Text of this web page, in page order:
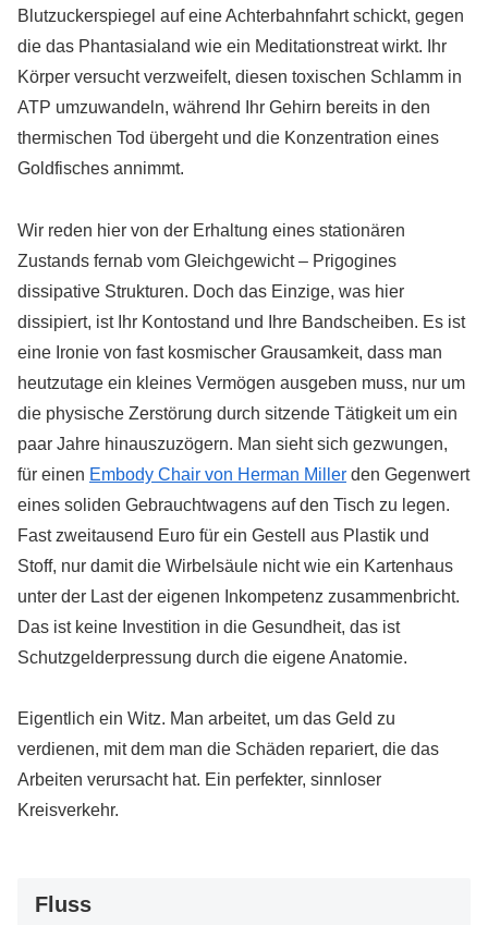
Blutzuckerspiegel auf eine Achterbahnfahrt schickt, gegen
die das Phantasialand wie ein Meditationstreat wirkt. Ihr
Körper versucht verzweifelt, diesen toxischen Schlamm in
ATP umzuwandeln, während Ihr Gehirn bereits in den
thermischen Tod übergeht und die Konzentration eines
Goldfisches annimmt.
Wir reden hier von der Erhaltung eines stationären
Zustands fernab vom Gleichgewicht – Prigogines
dissipative Strukturen. Doch das Einzige, was hier
dissipiert, ist Ihr Kontostand und Ihre Bandscheiben. Es ist
eine Ironie von fast kosmischer Grausamkeit, dass man
heutzutage ein kleines Vermögen ausgeben muss, nur um
die physische Zerstörung durch sitzende Tätigkeit um ein
paar Jahre hinauszuzögern. Man sieht sich gezwungen,
für einen Embody Chair von Herman Miller den Gegenwert
eines soliden Gebrauchtwagens auf den Tisch zu legen.
Fast zweitausend Euro für ein Gestell aus Plastik und
Stoff, nur damit die Wirbelsäule nicht wie ein Kartenhaus
unter der Last der eigenen Inkompetenz zusammenbricht.
Das ist keine Investition in die Gesundheit, das ist
Schutzgelderpressung durch die eigene Anatomie.
Eigentlich ein Witz. Man arbeitet, um das Geld zu
verdienen, mit dem man die Schäden repariert, die das
Arbeiten verursacht hat. Ein perfekter, sinnloser
Kreisverkehr.
Fluss